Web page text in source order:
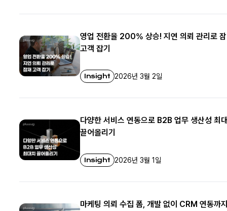
영업 전환율 200% 상승! 지연 의뢰 관리로
고객 잡기
Insight 2026년 3월 2일
다양한 서비스 연동으로 B2B 업무 생산성 최
끌어올리기
Insight 2026년 3월 1일
마케팅 의뢰 수집 폼, 개발 없이 CRM 연동까